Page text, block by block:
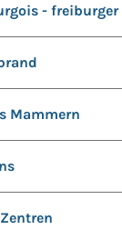
-
Mammern